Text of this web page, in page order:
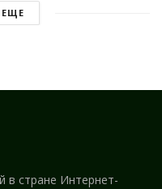
ЕЩЕ
в стране Интернет-